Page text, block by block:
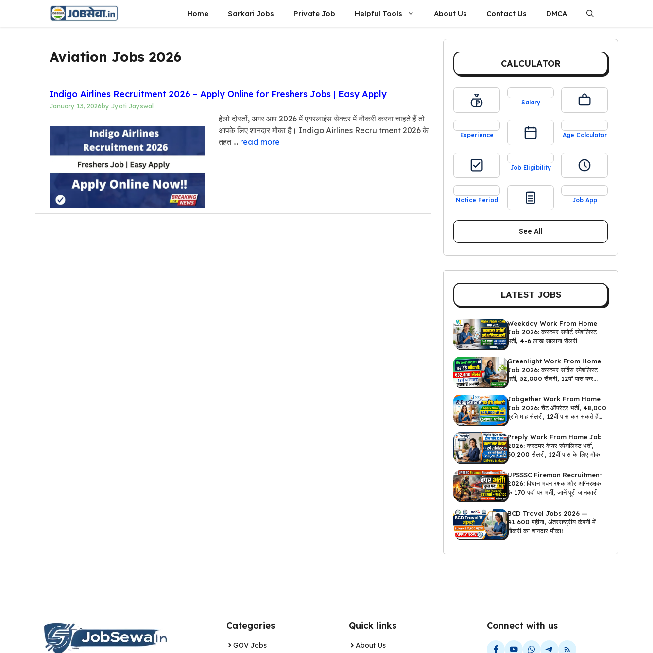
content
Home Sarkari Jobs Private Job Helpful Tools About Us Contact Us DMCA
Aviation Jobs 2026
Indigo Airlines Recruitment 2026 – Apply Online for Freshers Jobs | Easy Apply
January 13, 2026by Jyoti Jayswal
हेलो दोस्तों, अगर आप 2026 में एयरलाइंस सेक्टर में नौकरी करना चाहते हैं तो
आपके लिए शानदार मौका है। Indigo Airlines Recruitment 2026 के
तहत … read more
CALCULATOR
Salary
Experience Age Calculator
Job Eligibility
Notice Period Job App
See All
LATEST JOBS
Weekday Work From Home
Job 2026: कस्टमर सपोर्ट स्पेशलिस्ट
भर्ती, 4-6 लाख सालाना सैलरी
Greenlight Work From Home
Job 2026: कस्टमर सर्विस स्पेशलिस्ट
भर्ती, ₹32,000 सैलरी, 12वीं पास कर
सकते हैं अप्लाई
Jobgether Work From Home
Job 2026: चैट ऑपरेटर भर्ती, ₹48,000
प्रति माह सैलरी, 12वीं पास कर सकते हैं
अप्लाई
Preply Work From Home Job
2026: कस्टमर केयर स्पेशलिस्ट भर्ती,
₹30,200 सैलरी, 12वीं पास के लिए मौका
UPSSSC Fireman Recruitment
2026: विधान भवन रक्षक और अग्निरक्षक
के 170 पदों पर भर्ती, जानें पूरी जानकारी
BCD Travel Jobs 2026 —
₹41,600 महीना, अंतरराष्ट्रीय कंपनी में
नौकरी का शानदार मौका!
Categories
GOV Jobs
Quick links
About Us
Connect with us